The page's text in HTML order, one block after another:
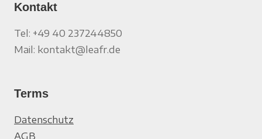
Kontakt
Tel: +49 40 237244850
Mail: kontakt@leafr.de
Terms
Datenschutz
AGB